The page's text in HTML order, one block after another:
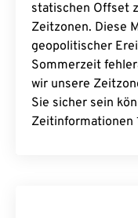
statischen Offset
Zeitzonen. Diese
geopolitischer
Sommerzeit
wir unsere
Sie sicher sein
Zeitinformationen